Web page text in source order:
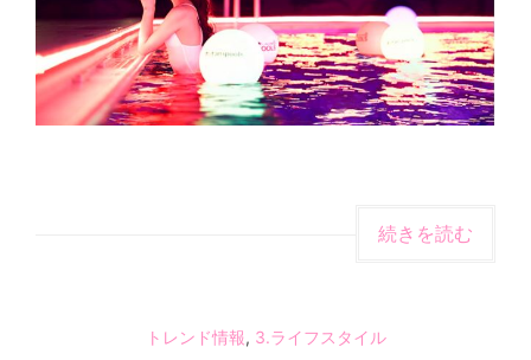
続きを読む
トレンド情報, 3.ライフスタイル